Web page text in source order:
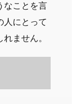
なことを言
人にとって
ません。